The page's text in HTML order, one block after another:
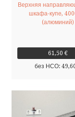
Верхняя
шкафа-купе,
(алюминий)
61,50 €
без НСО: